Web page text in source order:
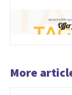
More